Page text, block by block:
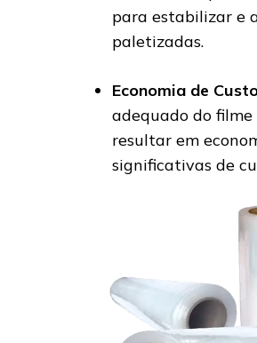
para estabilizar e
paletizadas.
Economia de
adequado do
resultar em
significativas de